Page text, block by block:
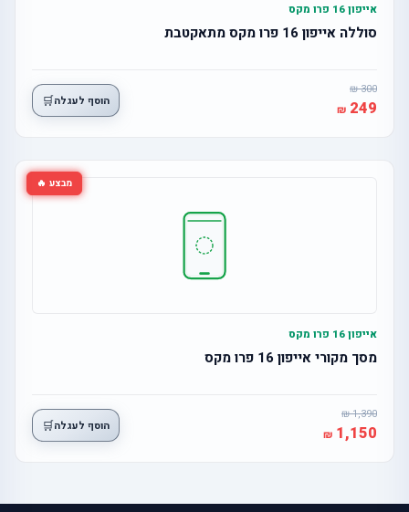
אייפון 16 פרו מקס
סוללה אייפון 16 פרו מקס מתאקטבת
300
249 הוסף לעגלה🛒
מבצע 🔥
אייפון 16 פרו מקס
מסך מקורי אייפון 16 פרו מקס
1,390
1,150 הוסף לעגלה🛒